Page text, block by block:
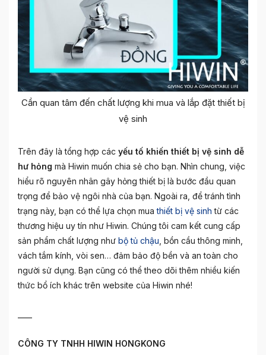
Cần quan tâm đến chất lượng khi mua và lắp đặt thiết bị
vệ sinh
Trên đây là tổng hợp các yếu tố khiến thiết bị vệ sinh dễ
hư hỏng mà Hiwin muốn chia sẻ cho bạn. Nhìn chung, việc
hiểu rõ nguyên nhân gây hỏng thiết bị là bước đầu quan
trọng để bảo vệ ngôi nhà của bạn. Ngoài ra, để tránh tình
trạng này, bạn có thể lựa chọn muathiết bị vệ sinh từ các
thương hiệu uy tín như Hiwin. Chúng tôi cam kết cung cấp
sản phẩm chất lượng như bộ tủ chậu , bồn cầu thông minh,
vách tắm kính, vòi sen… đảm bảo độ bền và an toàn cho
người sử dụng. Bạn cũng có thể theo dõi thêm nhiều kiến
thức bổ ích khác trên website của Hiwin nhé!
CÔNG TY TNHH HIWIN HONGKONG